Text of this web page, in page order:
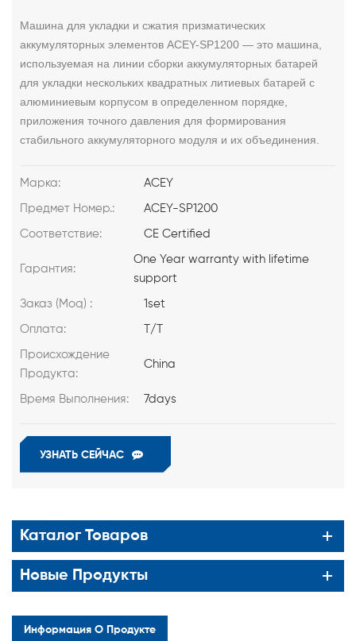
Машина для укладки и сжатия призматических
аккумуляторных элементов ACEY-SP1200 — это машина,
используемая на линии сборки аккумуляторных батарей
для укладки нескольких квадратных литиевых батарей с
алюминиевым корпусом в определенном порядке,
приложения точного давления для формирования
стабильного аккумуляторного модуля и их объединения.
Марка: ACEY
Предмет Номер.: ACEY-SP1200
Соответствие: CE Certified
Гарантия:
One Year warranty with lifetime
support
Заказ (Moq) : 1set
Оплата: T/T
Происхождение
Продукта:
China
Время Выполнения: 7days
УЗНАТЬ СЕЙЧАС
Каталог Товаров
Новые Продукты
Информация О Продукте